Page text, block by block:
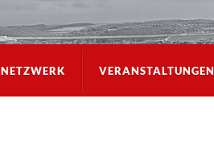
NETZWERK VERANSTALTUNGEN